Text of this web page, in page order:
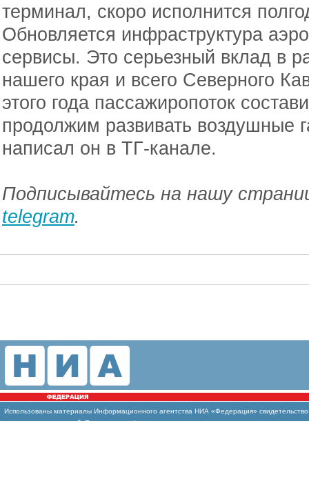
терминал, скоро исполнится
Обновляется инфраструктура
сервисы. Это серьезный вклад в
нашего края и всего Северного
этого года пассажиропоток
продолжим развивать воздушные
написал он в ТГ-канале.
Подписывайтесь на нашу
telegram.
Использованы материалы Информационного агентства НИА «Федерация»
массовых коммуникаций (Роскомнадзор)